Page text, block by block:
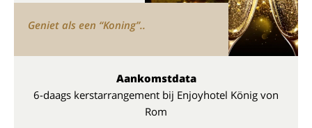
Geniet als een “Koning”..
Aankomstdata
6-daags kerstarrangement bij Enjoyhotel König von
Rom